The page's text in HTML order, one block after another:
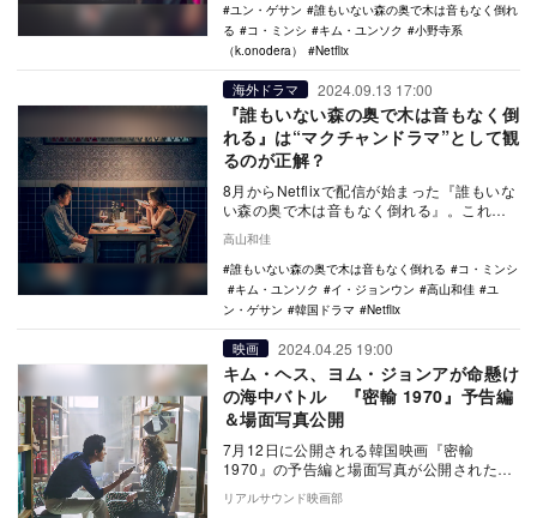
ユン・ゲサン
誰もいない森の奥で木は音もなく倒れ
る
コ・ミンシ キム・ユンソク
小野寺系
（k.onodera）
Netflix
海外ドラマ 2024.09.13 17:00
『誰もいない森の奥で木は音もなく倒
れる』は“マクチャンドラマ”として観
るのが正解？
8月からNetflixで配信が始まった『誰もいな
い森の奥で木は音もなく倒れる』。これま
での韓国ドラマにはない、この長くて意味
深な…
高山和佳
誰もいない森の奥で木は音もなく倒れる
コ・ミンシ
キム・ユンソク
イ・ジョンウン 高山和佳
ユ
ン・ゲサン
韓国ドラマ Netflix
映画 2024.04.25 19:00
キム・ヘス、ヨム・ジョンアが命懸け
の海中バトル 『密輸 1970』予告編
＆場面写真公開
7月12日に公開される韓国映画『密輸
1970』の予告編と場面写真が公開された。
本作は、 『モガディシュ 脱出までの14
日…
リアルサウンド映画部